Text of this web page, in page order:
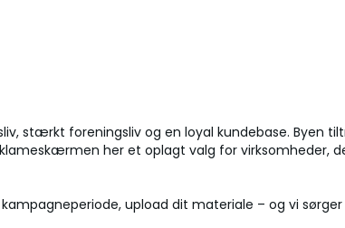
stærkt foreningsliv og en loyal kundebase. Byen
her et oplagt valg for virksomheder,
upload dit materiale – og vi